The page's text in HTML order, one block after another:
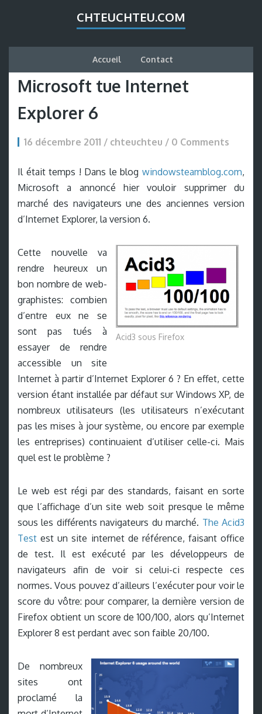
CHTEUCHTEU.COM
Accueil Contact
Microsoft tue Internet
Explorer 6
16 décembre 2011 / chteuchteu / 0 Comments
Il était temps ! Dans le blog windowsteamblog.com,
Microsoft a annoncé hier vouloir supprimer du
marché des navigateurs une des anciennes version
d’Internet Explorer, la version 6.
Acid3 sous Firefox
Cette nouvelle va
rendre heureux un
bon nombre de web-
graphistes: combien
d’entre eux ne se
sont pas tués à
essayer de rendre
accessible un site
Internet à partir d’Internet Explorer 6 ? En effet, cette
version étant installée par défaut sur Windows XP, de
nombreux utilisateurs (les utilisateurs n’exécutant
pas les mises à jour système, ou encore par exemple
les entreprises) continuaient d’utiliser celle-ci. Mais
quel est le problème ?
Le web est régi par des standards, faisant en sorte
que l’affichage d’un site web soit presque le même
sous les différents navigateurs du marché. The Acid3
Test est un site internet de référence, faisant office
de test. Il est exécuté par les développeurs de
navigateurs afin de voir si celui-ci respecte ces
normes. Vous pouvez d’ailleurs l’exécuter pour voir le
score du vôtre: pour comparer, la dernière version de
Firefox obtient un score de 100/100, alors qu’Internet
Explorer 8 est perdant avec son faible 20/100.
De nombreux
sites ont
proclamé la